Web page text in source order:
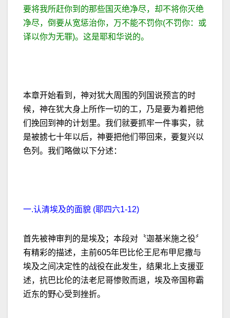
要将我所赶你到的那些国灭绝净尽，却不将你灭绝
净尽，倒要从宽惩治你，万不能不罚你(不罚你：或
译以你为无罪)。这是耶和华说的。
本章开始看到，神对犹大周围的列国说预言的时
候，神在犹大身上所作一切的工，乃是要为着把他
们挽回到神的计划里。我们就要抓牢一件事实，就
是被掳七十年以后，神要把他们带回来，要复兴以
色列。我们略做以下分述：
一.认清埃及的面貌 (耶四六1-12)
首先被神审判的是埃及；本段对〝迦基米施之役〞
有精彩的描述，主前605年巴比伦王尼布甲尼撒与
埃及之间决定性的战役在此发生，结果北上支援亚
述，抗巴比伦的法老尼哥惨败而退，埃及帝国称霸
近东的野心受到挫折。